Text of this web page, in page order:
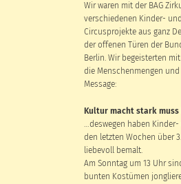
Wir waren mit der BAG
verschiedenen Kinder-
Circusprojekte aus ganz
der offenen Türen der
Berlin. Wir begeisterten
die Menschenmengen
Message:
Kultur macht stark
…deswegen haben
den letzten Wochen über
liebevoll bemalt.
Am Sonntag um 13 Uhr
bunten Kostümen